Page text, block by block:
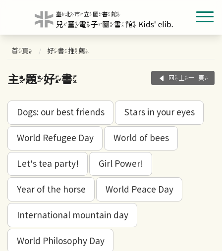
首頁 好書推薦
主題好書 回上一頁
Dogs: our best friends Stars in your eyes
World Refugee Day World of bees
Let's tea party! Girl Power!
Year of the horse World Peace Day
International mountain day
World Philosophy Day